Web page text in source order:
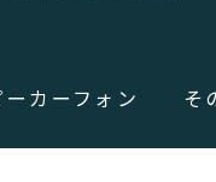
ーカーフォン そ